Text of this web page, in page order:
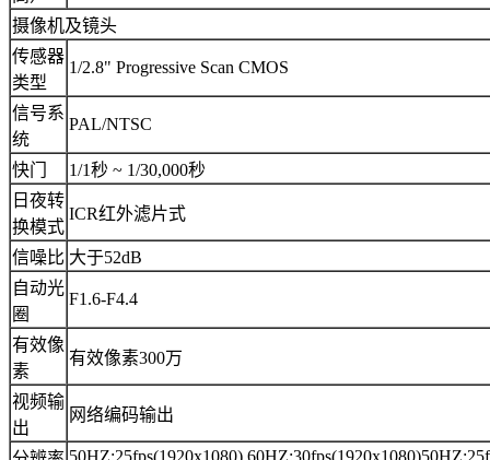
摄像机及镜头
传感器
类型
1/2.8" Progressive Scan CMOS
信号系
统
PAL/NTSC
快门
1/1秒 ~ 1/30,000秒
日夜转
换模式
ICR红外滤片式
信噪比 大于52dB
自动光
圈
F1.6-F4.4
有效像
素
有效像素300万
视频输
出
网络编码输出
50HZ:25fps(1920x1080)